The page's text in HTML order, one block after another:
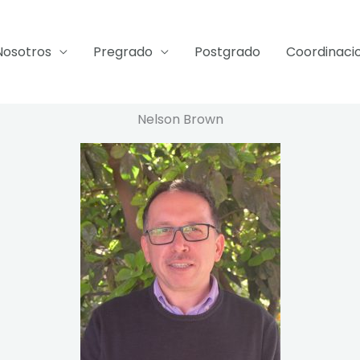
Pregrado Postgrado
Nelson Brown